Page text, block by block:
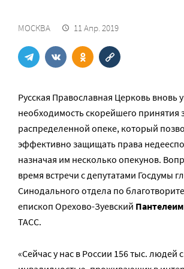
МОСКВА 11 Апр. 2019
Русская Православная Церковь вновь
необходимость скорейшего принятия
распределенной опеке, который
эффективно защищать права
назначая им несколько опекунов.
время встречи с депутатами Госдумы
Синодального отдела по
епископ Орехово-Зуевский
ТАСС.
«Сейчас у нас в России 156 тыс. людей с